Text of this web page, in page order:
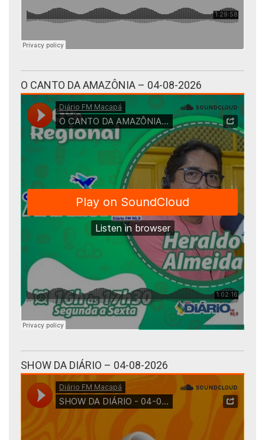
O CANTO DA AMAZÔNIA – 04-08-2026
SHOW DA DIÁRIO – 04-08-2026